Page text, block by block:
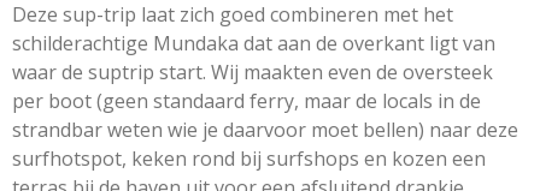
Deze sup-trip laat zich goed combineren met het
schilderachtige Mundaka dat aan de overkant ligt van
waar de suptrip start. Wij maakten even de oversteek
per boot (geen standaard ferry, maar de locals in de
strandbar weten wie je daarvoor moet bellen) naar deze
surfhotspot, keken rond bij surfshops en kozen een